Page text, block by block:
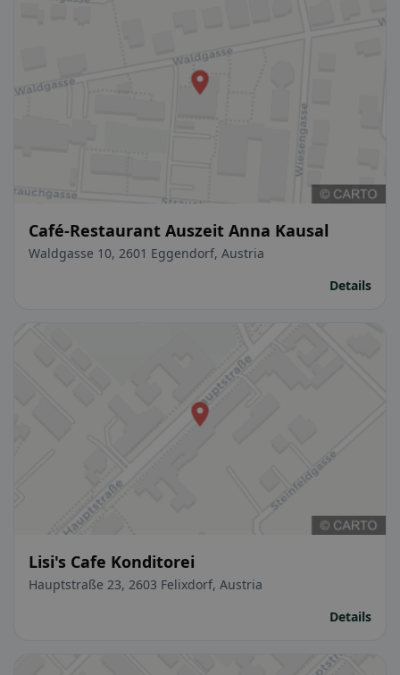
Café-Restaurant Auszeit Anna Kausal
Waldgasse 10, 2601 Eggendorf, Austria
Details
Lisi's Cafe Konditorei
Hauptstraße 23, 2603 Felixdorf, Austria
Details